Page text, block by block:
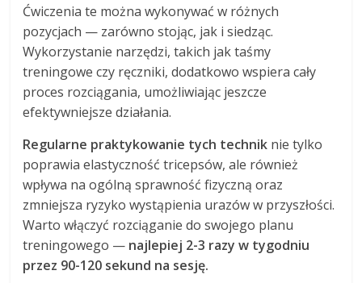
Ćwiczenia te można wykonywać w różnych
pozycjach — zarówno stojąc, jak i siedząc.
Wykorzystanie narzędzi, takich jak taśmy
treningowe czy ręczniki, dodatkowo wspiera cały
proces rozciągania, umożliwiając jeszcze
efektywniejsze działania.
Regularne praktykowanie tych technik nie tylko
poprawia elastyczność tricepsów, ale również
wpływa na ogólną sprawność fizyczną oraz
zmniejsza ryzyko wystąpienia urazów w przyszłości.
Warto włączyć rozciąganie do swojego planu
treningowego — najlepiej 2-3 razy w tygodniu
przez 90-120 sekund na sesję.